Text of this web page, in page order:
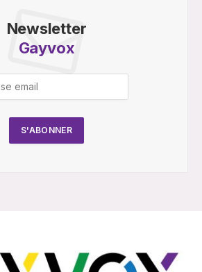
Newsletter
Gayvox